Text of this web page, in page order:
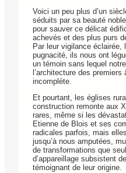
Voici un peu plus d’un
séduits par sa beauté
pour sauver ce délicat
achevés et des plus purs
Par leur vigilance éclairée,
pugnacité, ils nous ont
un témoin sans lequel
l’architecture des
incomplète.
Et pourtant, les églises
construction remonte aux
rares, même si les
Etienne de Blois et ses
radicales parfois, mais
jusqu’à nous amputées,
de transformations que
d’appareillage subsistent
témoignant de leur origine.